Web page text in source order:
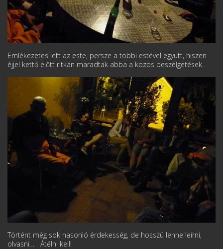
Emlékezetes lett az este, persze a többi estével együtt, hiszen
éjjel kettő előtt ritkán maradtak abba a közös beszélgetések.
Történt még sok hasonló érdekesség, de hosszú lenne leírni,
olvasni… Átélni kell!